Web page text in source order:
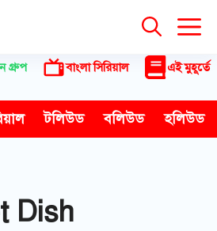
গ্রুপ বাংলা সিরিয়াল এই মুহূর্তে
টলিউড বলিউড হলিউড
Dish